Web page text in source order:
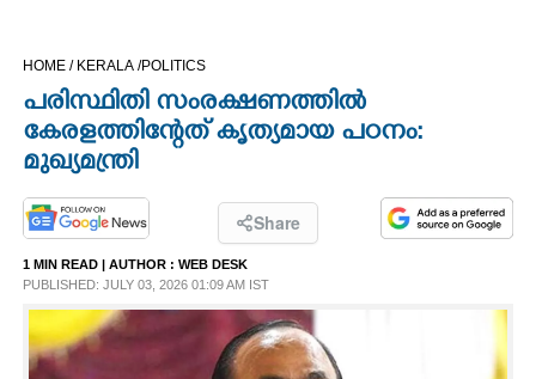
CINEMA
OPINION
PHOTOS
LIFESTYLE
SPIRITUAL
HOME / KERALA /POLITICS
പരിസ്ഥിതി സംരക്ഷണത്തിൽ
കേരളത്തിന്റേത് കൃത്യമായ പഠനം:
മുഖ്യമന്ത്രി
Share
1 MIN READ | AUTHOR : WEB DESK
PUBLISHED: JULY 03, 2026 01:09 AM IST